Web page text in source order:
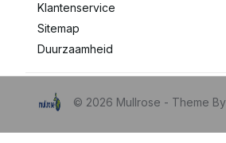
Klantenservice
Sitemap
Duurzaamheid
© 2026 Mullrose - Theme By